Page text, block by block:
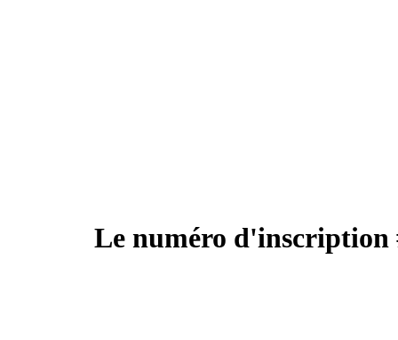
Le numéro d'inscription